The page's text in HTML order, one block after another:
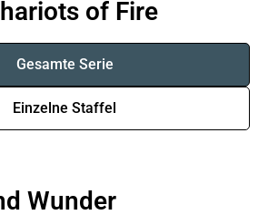
of Fire
Gesamte Serie
Einzelne Staffel
Wunder